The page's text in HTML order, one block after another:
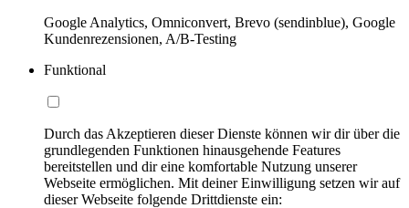
Google Analytics, Omniconvert, Brevo (sendinblue), Google
Kundenrezensionen, A/B-Testing
Funktional
Durch das Akzeptieren dieser Dienste können wir dir über die
grundlegenden Funktionen hinausgehende Features
bereitstellen und dir eine komfortable Nutzung unserer
Webseite ermöglichen. Mit deiner Einwilligung setzen wir auf
dieser Webseite folgende Drittdienste ein: